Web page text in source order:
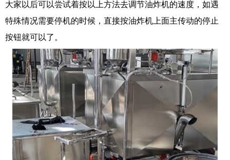
大家以后可以尝试着按以上方法去调节油炸机的速度，如遇
特殊情况需要停机的时候，直接按油炸机上面主传动的停止
按钮就可以了。